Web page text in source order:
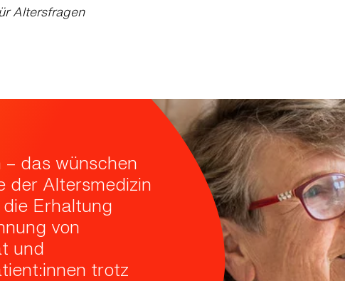
Altersfragen
– das wünschen
der Altersmedizin
Erhaltung
von
und
trotz